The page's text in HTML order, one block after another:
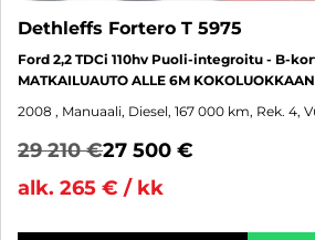
Dethleffs Fortero T 5975
Ford 2,2 TDCi 110hv Puoli-integroitu - B-
MATKAILUAUTO ALLE 6M KOKOLUOKKAAN
2008 , Manuaali, Diesel, 167 000 km, Rek. 4,
29 210 €27 500 €
alk. 265 € / kk